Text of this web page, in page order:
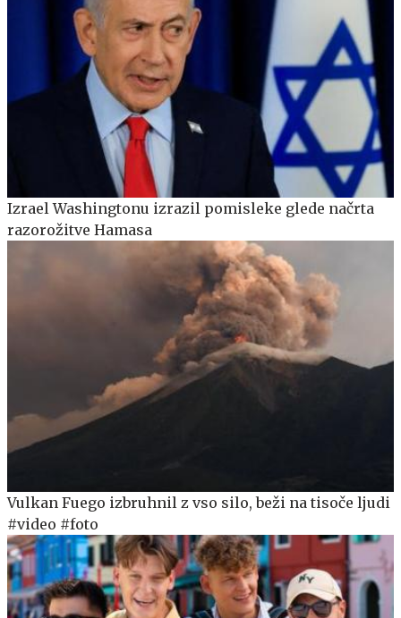
Izrael Washingtonu izrazil pomisleke glede načrta
razorožitve Hamasa
Vulkan Fuego izbruhnil z vso silo, beži na tisoče ljudi
#video #foto